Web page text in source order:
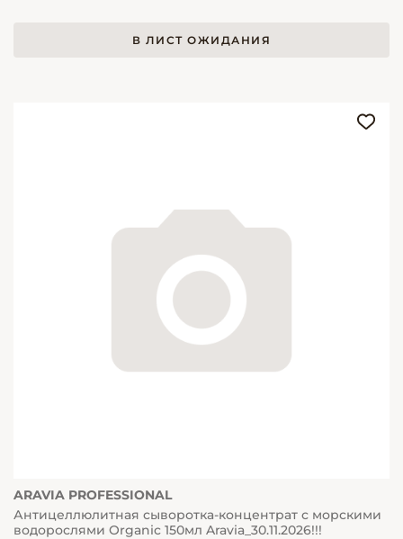
В ЛИСТ ОЖИДАНИЯ
ARAVIA PROFESSIONAL
Антицеллюлитная сыворотка-концентрат с морскими
водорослями Organic 150мл Aravia_30.11.2026!!!